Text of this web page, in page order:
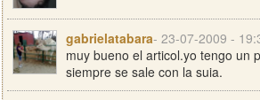
gabrielatabara- 23-07-2009 -
muy bueno el articol.yo tengo un
siempre se sale con la suia.